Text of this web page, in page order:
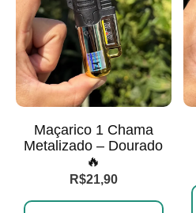
Maçarico 1 Chama
Metalizado – Dourado
🔥
R$21,90